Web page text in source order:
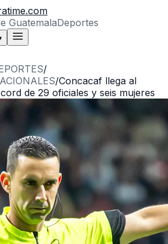
GuatemalaDeportes
/
/Concacaf llega al
de 29 oficiales y seis mujeres